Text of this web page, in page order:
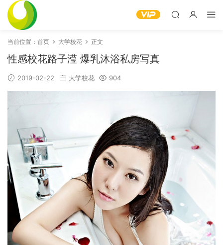
当前位置： 首页 大学校花 正文
性感校花路子滢 爆乳沐浴私房写真
2019-02-22 大学校花 904